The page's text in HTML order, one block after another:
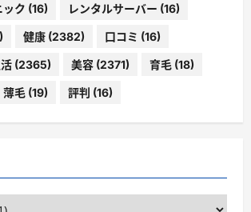
ック (16) レンタルサーバー (16)
健康 (2382) 口コミ (16)
(2365) 美容 (2371) 育毛 (18)
薄毛 (19) 評判 (16)